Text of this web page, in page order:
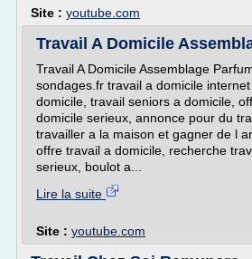
Site : youtube.com
Travail A Domicile
Travail A Domicile Assemblage
sondages.fr travail a domicile
domicile, travail seniors a domicile,
domicile serieux, annonce pour du
travailler a la maison et gagner de l
offre travail a domicile, recherche
serieux, boulot a...
Lire la suite
Site : youtube.com